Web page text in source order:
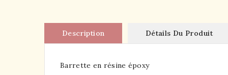
Description Détails Du Produit
Barrette en résine époxy